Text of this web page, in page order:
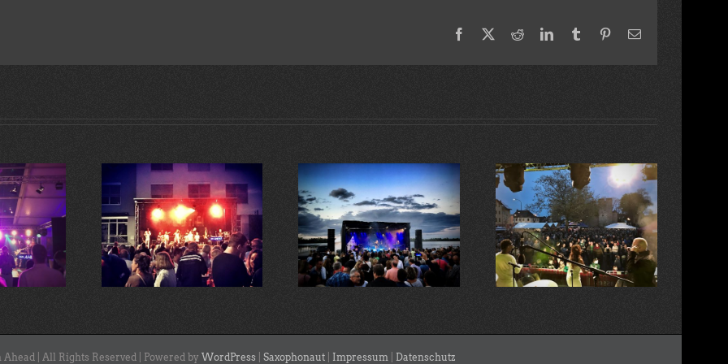
Facebook RedditLinkedInTumblr PinterestEmail
Edeka Koblenz
Open-Air Konzert im Seepark
Zülpich mit 900 Fans
Tanz in den Mai Instagram ersetzt Beiträge
Ahead | All Rights Reserved | Powered by WordPress| Saxophonaut| Impressum| Datenschutz